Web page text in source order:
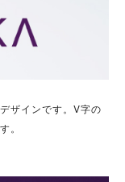
ザインです。V字の
。